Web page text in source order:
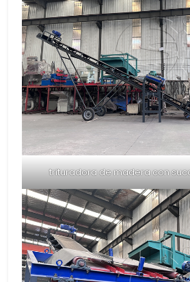
trituradora de madera con